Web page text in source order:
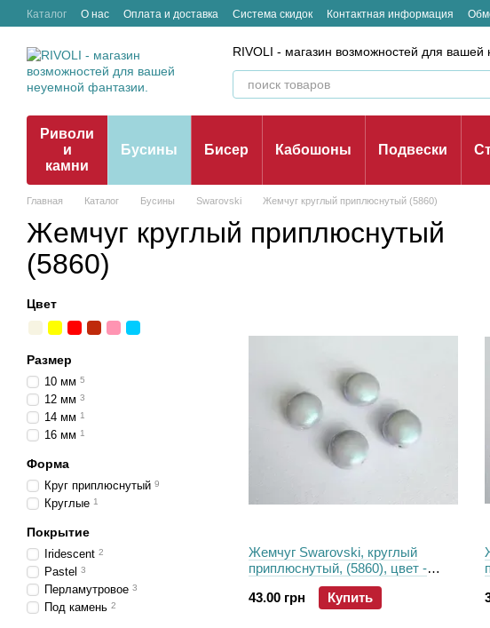
Перейти к основному контенту
Каталог О нас Оплата и доставка Система скидок Контактная информация
RIVOLI - магазин возможностей для вашей
Риволи
и
камни
Бусины Бисер Кабошоны Подвески
Главная Каталог Бусины Swarovski Жемчуг круглый приплюснутый (5860)
Жемчуг круглый приплюснутый
(5860)
Жемчуг Swarovski, круглый
приплюснутый, (5860), цвет -
Iridescent Dreamy Blue, 10 мм
43.00 грн
Купить
Цвет
Размер
10 мм 5
12 мм 3
14 мм 1
16 мм 1
Форма
Круг приплюснутый 9
Круглые 1
Покрытие
Iridescent 2
Pastel 3
Перламутровое 3
Под камень 2